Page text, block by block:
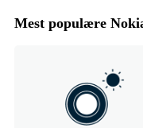
Mest populære